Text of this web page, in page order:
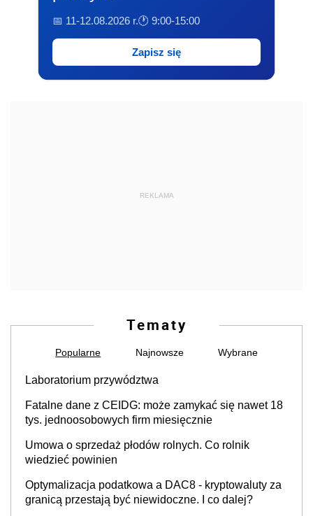
📅 11-12.08.2026 r.🕐 9:00-15:00
Zapisz się
REKLAMA
Tematy
Popularne Najnowsze Wybrane
Laboratorium przywództwa
Fatalne dane z CEIDG: może zamykać się nawet 18
tys. jednoosobowych firm miesięcznie
Umowa o sprzedaż płodów rolnych. Co rolnik
wiedzieć powinien
Optymalizacja podatkowa a DAC8 - kryptowaluty za
granicą przestają być niewidoczne. I co dalej?